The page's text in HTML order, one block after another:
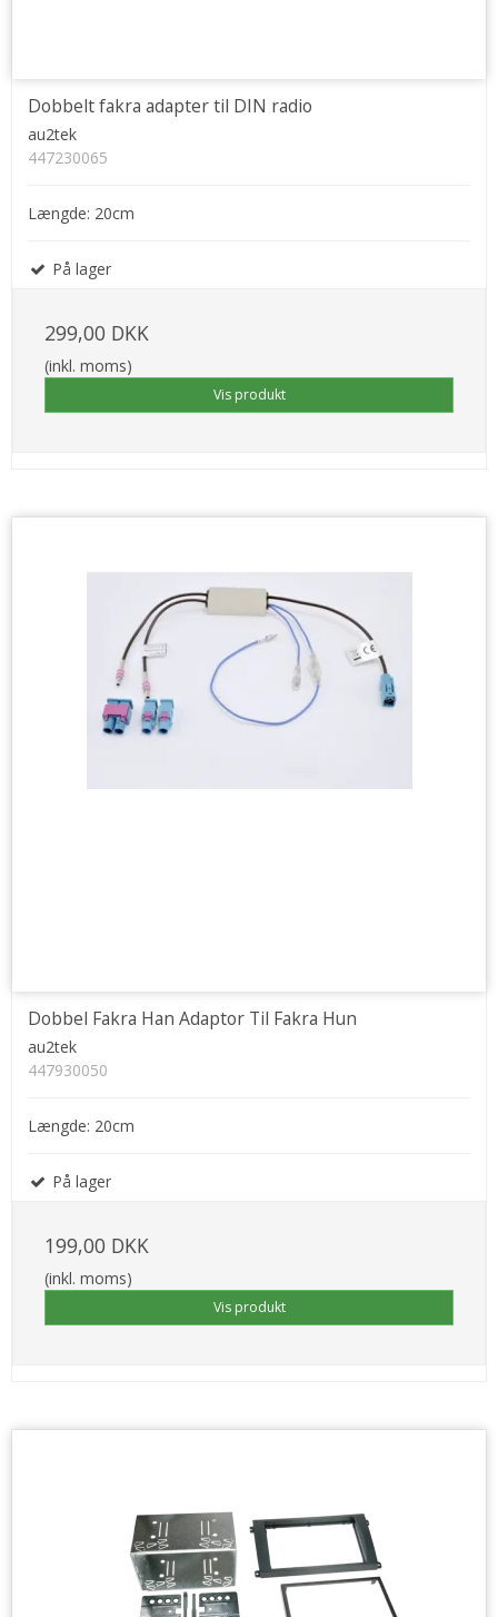
Dobbelt fakra adapter til DIN radio
au2tek
447230065
Længde: 20cm
På lager
299,00 DKK
(inkl. moms)
Vis produkt
Dobbel Fakra Han Adaptor Til Fakra Hun
au2tek
447930050
Længde: 20cm
På lager
199,00 DKK
(inkl. moms)
Vis produkt